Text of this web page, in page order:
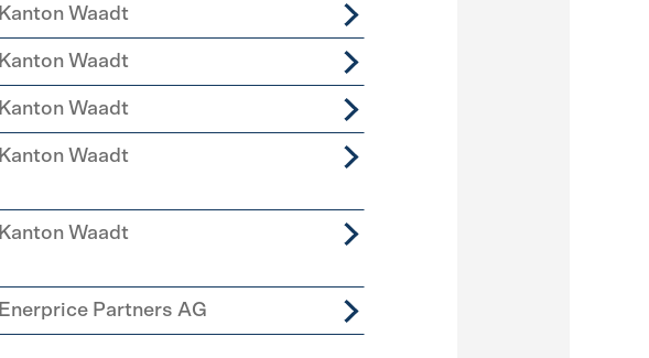
Kanton Waadt
Kanton Waadt
Kanton Waadt
Kanton Waadt
Kanton Waadt
Enerprice Partners AG